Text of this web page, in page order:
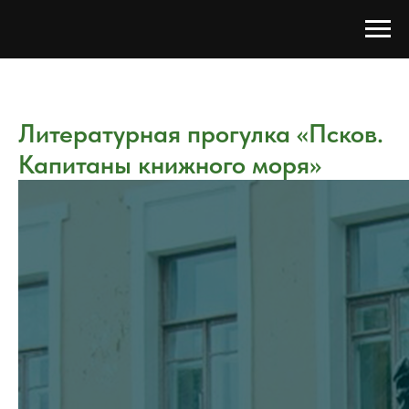
Литературная прогулка «Псков.
Капитаны книжного моря»